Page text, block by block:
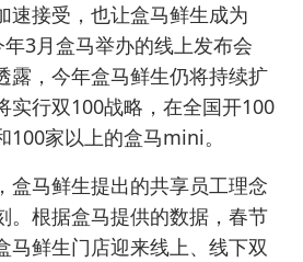
速接受，也让盒马鲜生成为
年3月盒马举办的线上发布会
露，今年盒马鲜生仍将持续扩
实行双100战略，在全国开100
100家以上的盒马mini。
马鲜生提出的共享员工理念
。根据盒马提供的数据，春节
马鲜生门店迎来线上、线下双